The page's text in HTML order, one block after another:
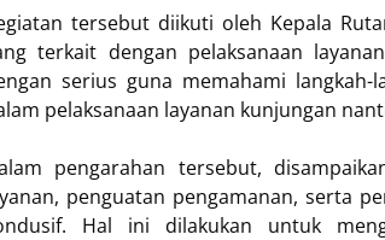
tersebut diikuti oleh Kepala
terkait dengan pelaksanaan
serius guna memahami
pelaksanaan layanan kunjungan
pengarahan tersebut,
penguatan pengamanan, serta
Hal ini dilakukan untuk